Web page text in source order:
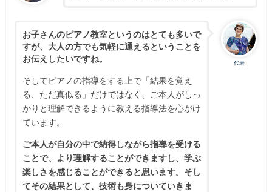
代表
お子さんのピアノ教室というのはとても多いで
すが、大人の方でも気軽に通えるということを
お伝えしたいですね。
そしてピアノの指導をする上で「結果を覚え
る、ただ真似る」だけではなく、ご本人がしっ
かりと理解できるように教える指導法を心がけ
ています。
ご本人が自分の中で納得しながら指導を受ける
ことで、より理解することができますし、学ぶ
楽しさを感じることができると思います。そし
てその結果として、技術も身についていきま